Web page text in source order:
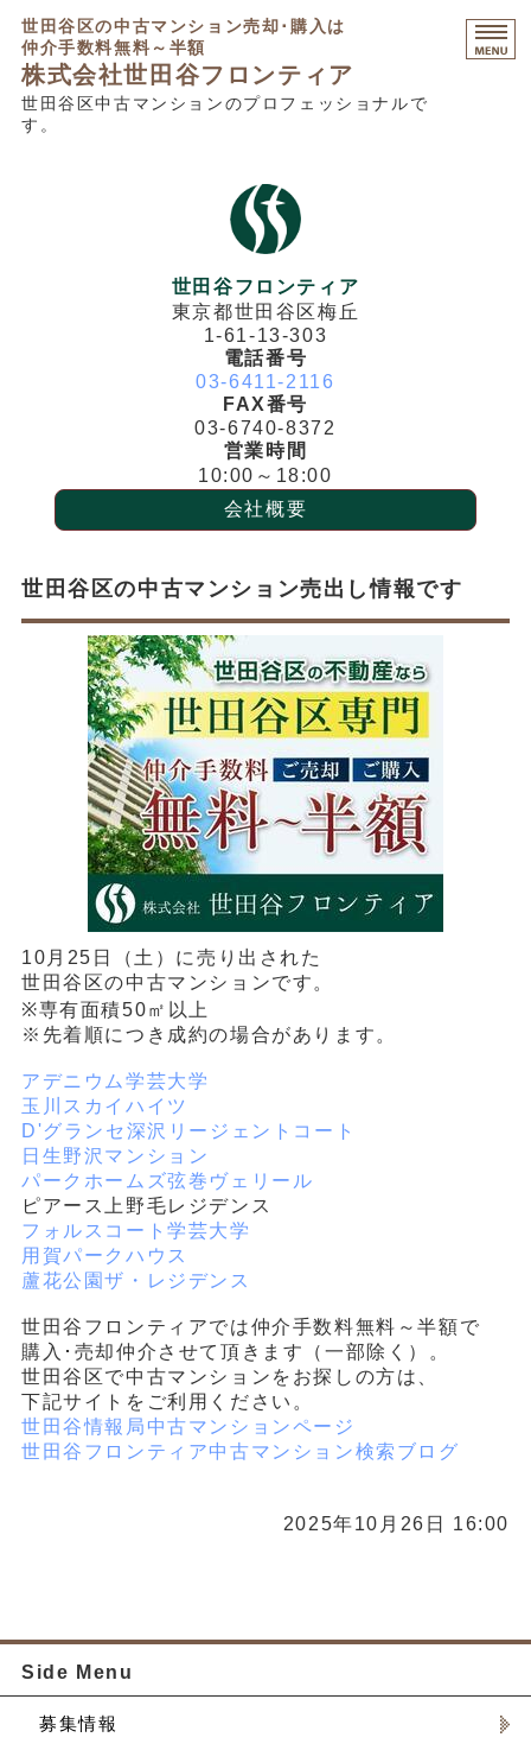
世田谷区の中古マンション売却･購入は
仲介手数料無料～半額
株式会社世田谷フロンティア
世田谷区中古マンションのプロフェッショナルで
す。
不動産コンサルティング
販売中物件・募集不動産
世田谷フロンティア
東京都世田谷区梅丘
1-61-13-303
電話番号
03-6411-2116
FAX番号
03-6740-8372
営業時間
10:00～18:00
会社概要
世田谷区の中古マンション売出し情報です
10月25日（土）に売り出された
世田谷区の中古マンションです。
※専有面積50㎡以上
※先着順につき成約の場合があります。
アデニウム学芸大学
玉川スカイハイツ
D'グランセ深沢リージェントコート
日生野沢マンション
パークホームズ弦巻ヴェリール
ピアース上野毛レジデンス
フォルスコート学芸大学
用賀パークハウス
蘆花公園ザ・レジデンス
世田谷フロンティアでは仲介手数料無料～半額で
購入･売却仲介させて頂きます（一部除く）。
世田谷区で中古マンションをお探しの方は、
下記サイトをご利用ください。
世田谷情報局中古マンションページ
世田谷フロンティア中古マンション検索ブログ
2025年10月26日 16:00
Side Menu
募集情報